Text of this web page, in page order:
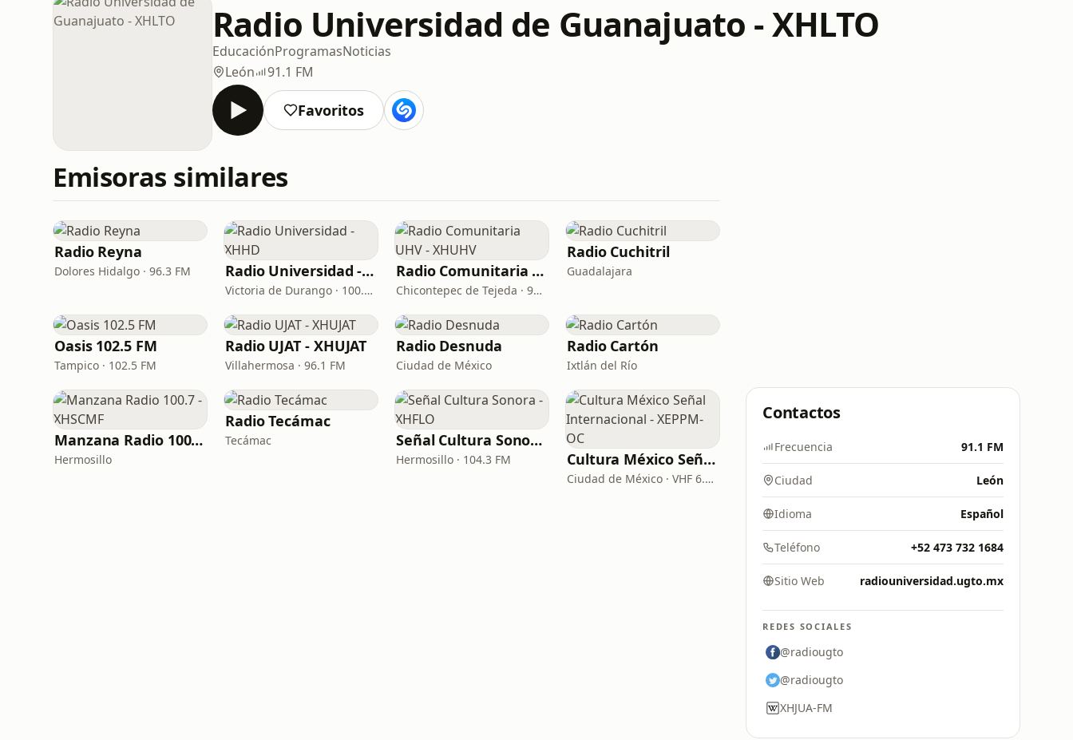
Radio Universidad de Guanajuato - XHLTO
EducaciónProgramasNoticias
León
91.1 FM
Favoritos
Emisoras similares
Radio Reyna
Dolores Hidalgo · 96.3 FM Radio Universidad - XHHD
Victoria de Durango · 100.5 FM
Radio Comunitaria UHV - XHUHV
Chicontepec de Tejeda · 97.9 FM
Radio Cuchitril
Guadalajara
Oasis 102.5 FM
Tampico · 102.5 FM
Radio UJAT - XHUJAT
Villahermosa · 96.1 FM
Radio Desnuda
Ciudad de México
Radio Cartón
Ixtlán del Río
Manzana Radio 100.7 - XHSCMF
Hermosillo
Radio Tecámac
Tecámac Señal Cultura Sonora - XHFLO
Hermosillo · 104.3 FM Cultura México Señal Internacional - XEPPM-OC
Ciudad de México · VHF 6.185
Contactos
Frecuencia 91.1 FM
Ciudad León
Idioma Español
Teléfono +52 473 732 1684
Sitio Web radiouniversidad.ugto.mx
REDES SOCIALES
@radiougto
@radiougto
XHJUA-FM